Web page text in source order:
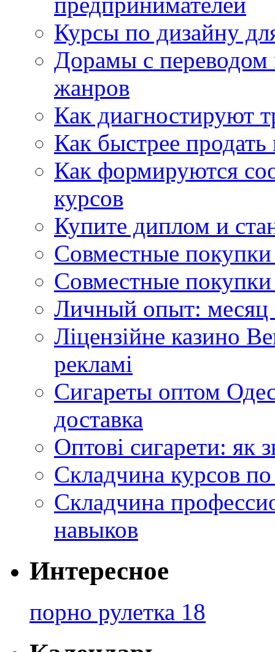
Курсы по дизайну
Дорамы с переводом
жанров
Как диагностируют
Как быстрее
Как формируются
курсов
Купите диплом и
Совместные
Совместные покупки
Личный опыт: месяц
Ліцензійне казино
рекламі
Сигареты оптом
доставка
Оптові сигарети: як
Складчина курсов
Складчина
навыков
Интересное
порно рулетка 18